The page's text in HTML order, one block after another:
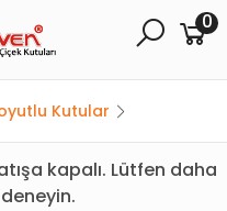
0
Kutular
kapalı. Lütfen daha